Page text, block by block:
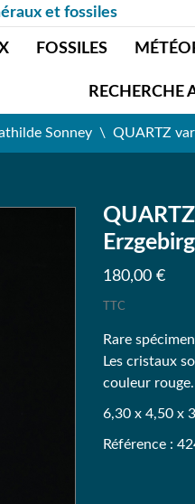
et fossiles
FOSSILES
RECHERCHE
Sonney QUARTZ
180,00 €
TTC
Rare
Les cristaux
couleur rouge.
6,30 x 4,50 x
Référence :